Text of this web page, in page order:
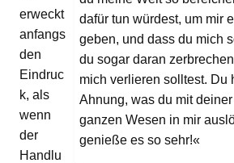
dafür tun würdest, um mir
geben, und dass du mich
du sogar daran
mich verlieren solltest. Du
Ahnung, was du mit
ganzen Wesen in mir
genieße es so sehr!«
erweckt
anfangs
den
Eindruc
k, als
wenn
der
Handlu